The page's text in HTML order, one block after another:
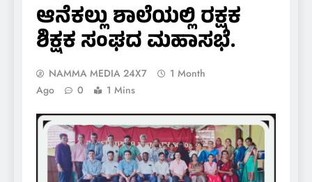
ಆನೆಕಲ್ಲು ಶಾಲೆಯಲ್ಲಿ ರಕ್ಷಕ
ಶಿಕ್ಷಕ ಸಂಘದ ಮಹಾಸಭೆ.
NAMMA MEDIA 24X7
1 Month
Ago
0 1 Mins